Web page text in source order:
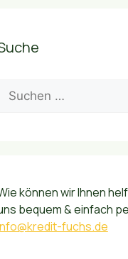
Suchen
nach:
können wir Ihnen
bequem & einfach
fuchs.de